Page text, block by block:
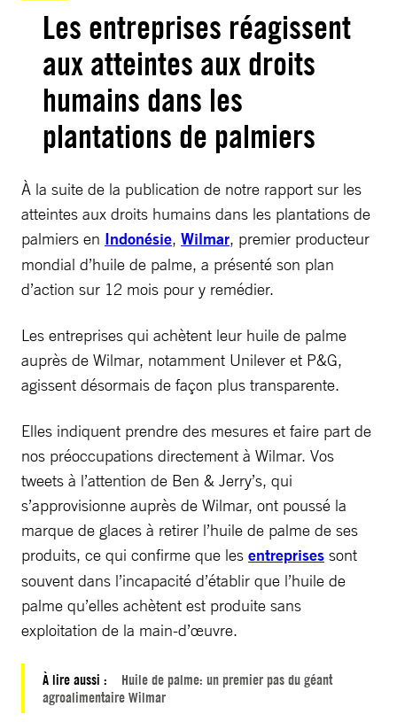
Les entreprises réagissent
aux atteintes aux droits
humains dans les
plantations de palmiers
À la suite de la publication de notre rapport sur les
atteintes aux droits humains dans les plantations de
palmiers en Indonésie, Wilmar, premier producteur
mondial d’huile de palme, a présenté son plan
d’action sur 12 mois pour y remédier.
Les entreprises qui achètent leur huile de palme
auprès de Wilmar, notamment Unilever et P&G,
agissent désormais de façon plus transparente.
Elles indiquent prendre des mesures et faire part de
nos préoccupations directement à Wilmar. Vos
tweets à l’attention de Ben & Jerry’s, qui
s’approvisionne auprès de Wilmar, ont poussé la
marque de glaces à retirer l’huile de palme de ses
produits, ce qui confirme que les entreprises sont
souvent dans l’incapacité d’établir que l’huile de
palme qu’elles achètent est produite sans
exploitation de la main-d’œuvre.
À lire aussi :
Huile de palme: un premier pas du géant
agroalimentaire Wilmar